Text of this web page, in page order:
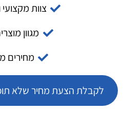
צוות
מגוון
מחירים
לקבלת הצעת מחיר שלא